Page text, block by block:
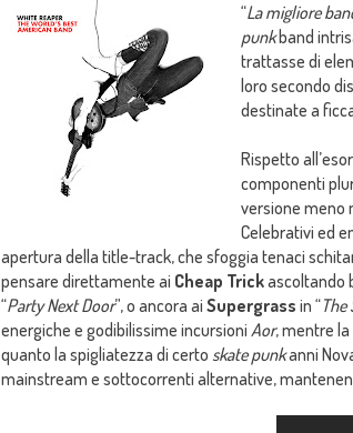
“La migliore
punkband
trattasse di
loro secondo
destinate a
Rispetto
componenti
versione meno
Celebrativi ed
apertura della title-track, che sfoggia tenaci
pensare direttamente ai Cheap Trickascoltando
“Party Next Door”, o ancora ai Supergrass in “The
energiche e godibilissime incursioni Aor, mentre
quanto la spigliatezza di certo skate punkanni
mainstream e sottocorrenti alternative,